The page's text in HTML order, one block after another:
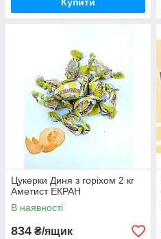
Цукерки Диня з горіхом 2 кг
Аметист ЕКРАН
В наявності
834 ₴/ящик